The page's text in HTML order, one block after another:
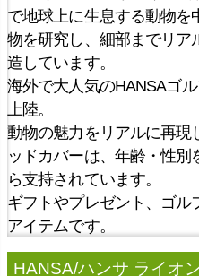
で地球上に生息する動物を
物を研究し、細部までリア
造しています。
海外で大人気のHANSAゴ
上陸。
動物の魅力をリアルに再現
ッドカバーは、年齢・性
ら支持されています。
ギフトやプレゼント、ゴル
アイテムです。
HANSA/ハンサ ライオ